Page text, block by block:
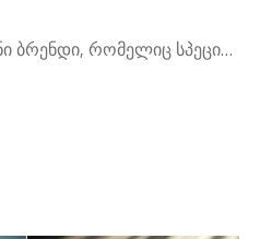
NITECORE არის წამყვანი ბრენდი, რომელიც სპეციალიზირებულია